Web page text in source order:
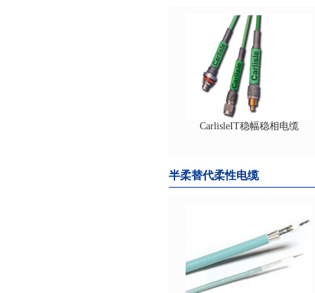
CarlisleIT稳幅稳相电缆
半柔替代柔性电缆